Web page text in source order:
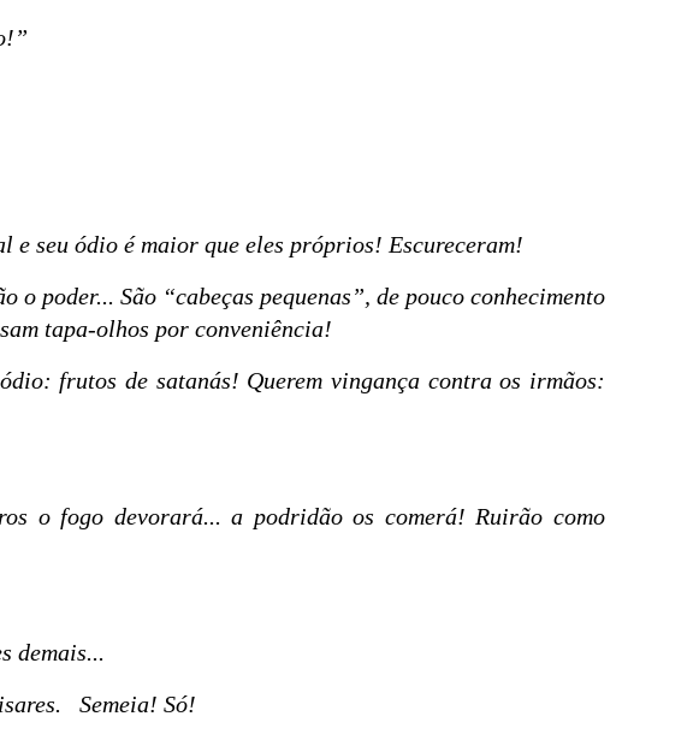
e seu ódio é maior que eles próprios! Escureceram!
poder... São “cabeças pequenas”, de pouco conhecimento
tapa-olhos por conveniência!
frutos de satanás! Querem vingança contra os irmãos:
o fogo devorará... a podridão os comerá! Ruirão como
demais...
Semeia! Só!